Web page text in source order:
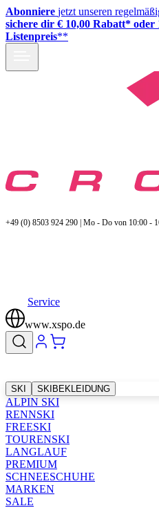
Abonniere jetzt unseren
sichere dir € 10,00 Rabatt*
Listenpreis**
+49 (0) 8503 924 290 | Mo - Do von 10:00 -
Service
www.xspo.de
SKI SKIBEKLEIDUNG
ALPIN SKI
RENNSKI
FREESKI
TOURENSKI
LANGLAUF
PREMIUM
SCHNEESCHUHE
MARKEN
SALE